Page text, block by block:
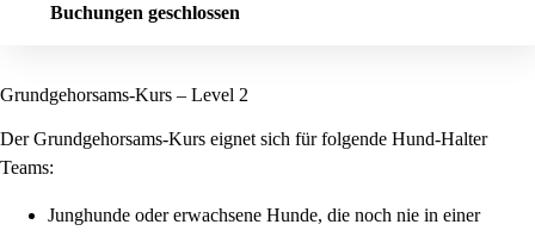
Buchungen geschlossen
Grundgehorsams-Kurs – Level 2
Der Grundgehorsams-Kurs eignet sich für folgende Hund-Halter
Teams:
Junghunde oder erwachsene Hunde, die noch nie in einer